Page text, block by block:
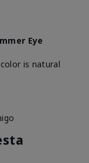
Eye
is natural